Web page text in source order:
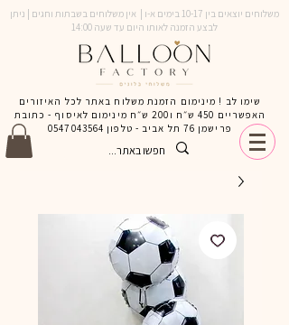
משלוחים יוצאים בין 10-17 בימים א-ו | אין משלוחים בשבתות וחגים | ניתן
לבצע הזמנה לאותו היום עד שעה 14:00
שימו לב ! מינימום הזמנת משלוח באתר לכל האיזורים
האפשריים 450 ש״ח ו200 ש״ח מינימום לאיסוף - כתובת
פרישמן 76 תל אביב - טלפון
0547043564